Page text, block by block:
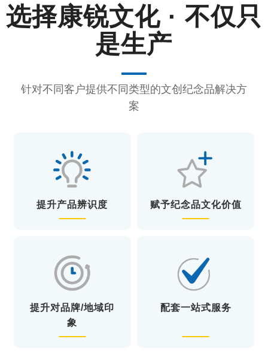
选择康锐文化 · 不仅只
是生产
针对不同客户提供不同类型的文创纪念品解决方
案
提升产品辨识度 赋予纪念品文化价值
提升对品牌/地域印
象
配套一站式服务